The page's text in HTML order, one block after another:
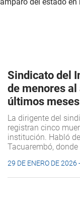
Sindicato del
de menores al
últimos meses
La dirigente del
registran cinco
institución. Habló
Tacuarembó,
29 DE ENERO DE 2026